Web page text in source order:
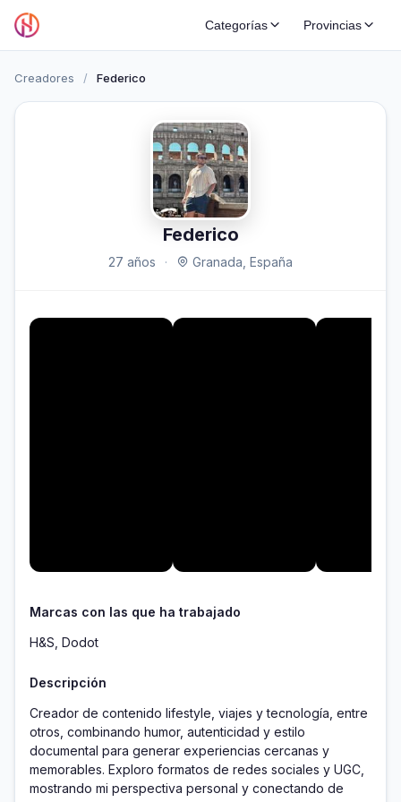
Categorías Provincias
Creadores / Federico
Federico
27 años · Granada, España
Marcas con las que ha trabajado
H&S, Dodot
Descripción
Creador de contenido lifestyle, viajes y tecnología, entre
otros, combinando humor, autenticidad y estilo
documental para generar experiencias cercanas y
memorables. Exploro formatos de redes sociales y UGC,
mostrando mi perspectiva personal y conectando de